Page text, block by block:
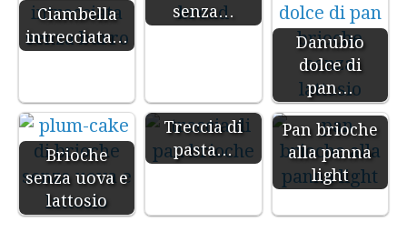
Ciambella
intrecciata…
senza…
Danubio
dolce di
pan…
Brioche
senza uova e
lattosio
Treccia di
pasta…
Pan brioche
alla panna
light